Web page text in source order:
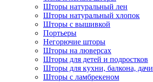
Шторы натуральный лен
Шторы натуральный хлопок
Шторы с вышивкой
Портьеры
Негорючие шторы
Шторы на люверсах
Шторы для детей и подростков
Шторы для кухни, балкона, дачи
Шторы с ламбрекеном